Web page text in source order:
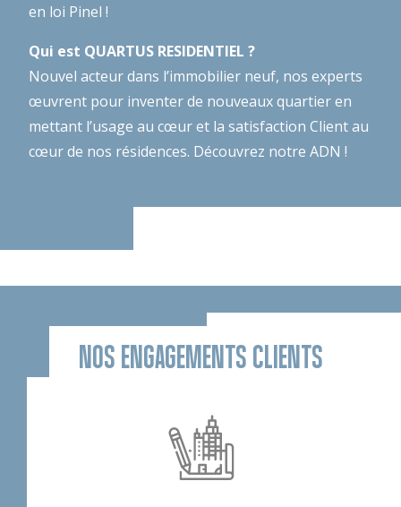
en loi Pinel !
Qui est QUARTUS RESIDENTIEL ?
Nouvel acteur dans l’immobilier neuf, nos experts
œuvrent pour inventer de nouveaux quartier en
mettant l’usage au cœur et la satisfaction Client au
cœur de nos résidences. Découvrez notre ADN !
NOS ENGAGEMENTS CLIENTS